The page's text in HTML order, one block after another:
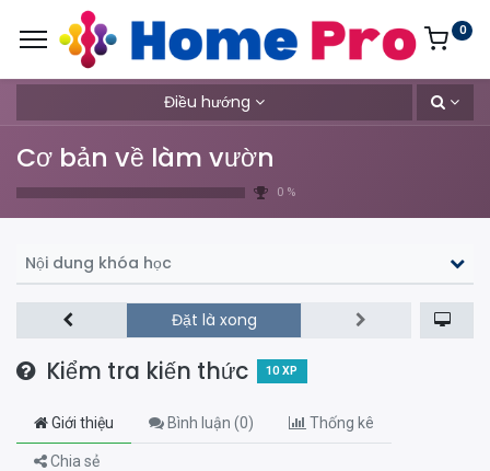
0
Điều hướng
Cơ bản về làm vườn
0 %
Nội dung khóa học
Kiểm tra kiến thức 10 XP
Đặt là xong
Giới thiệu Bình luận (0) Thống kê
Chia sẻ